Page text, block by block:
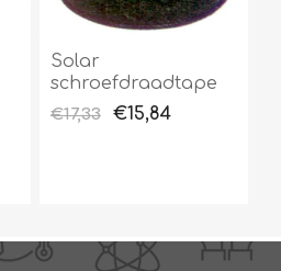
Solar
schroefdraadtape
€17,33 €15,84